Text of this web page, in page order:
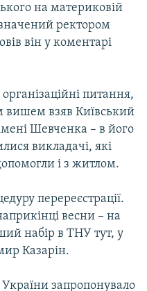
на материковій
ректором
він у коментарі
питання,
вишем взяв Київський
Шевченка – в його
викладачі, які
і з житлом.
перереєстрації.
весни – на
набір в ТНУ тут, у
Казарін.
України запропонувало